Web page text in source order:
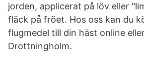
jorden, applicerat på löv eller
fläck på fröet. Hos oss kan du
flugmedel till din häst online
Drottningholm.